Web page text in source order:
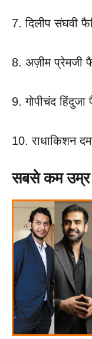
7. दिलीप संघवी
8. अज़ीम प्रेमजी
9. गोपीचंद
10. राधाकिशन
सबसे कम उम्र